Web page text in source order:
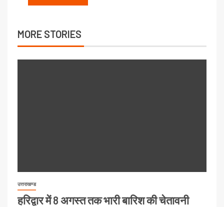
MORE STORIES
उत्तराखण्ड
हरिद्वार में 8 अगस्त तक भारी बारिश की चेतावनी